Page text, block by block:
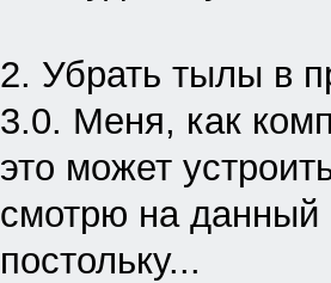
2. Убрать тылы в
3.0. Меня, как
это может
смотрю на данный
постольку...